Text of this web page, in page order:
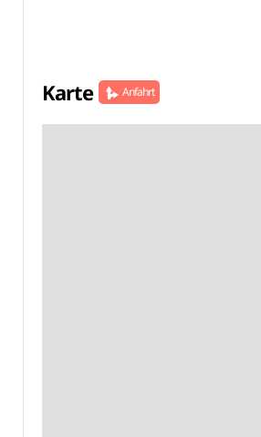
Karte Anfahrt